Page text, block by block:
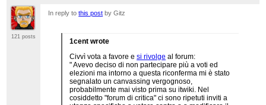
121 posts
In reply tothis post by Gitz
1cent wrote
Civvì vota a favore esi rivolge al forum:
" Avevo deciso di non partecipare più a voti ed
elezioni ma intorno a questa riconferma mi è stato
segnalato un canvassing vergognoso,
probabilmente mai visto prima su itwiki. Nel
cosiddetto "forum di critica" ci sono ripetuti inviti a